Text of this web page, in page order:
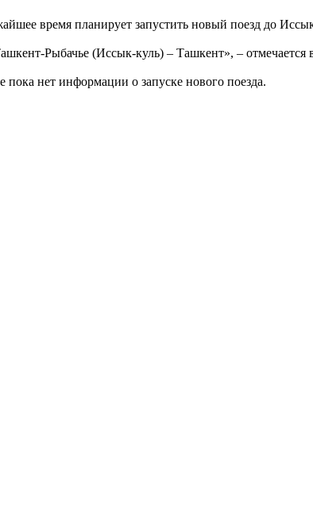
время планирует запустить новый поезд до
Рыбачье (Иссык-куль) – Ташкент», –
нет информации о запуске нового поезда.